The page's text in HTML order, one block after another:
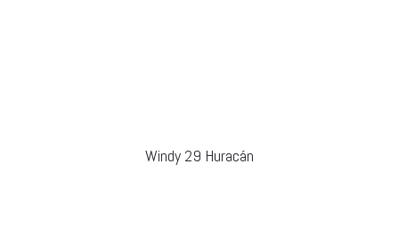
Windy 29 Huracán